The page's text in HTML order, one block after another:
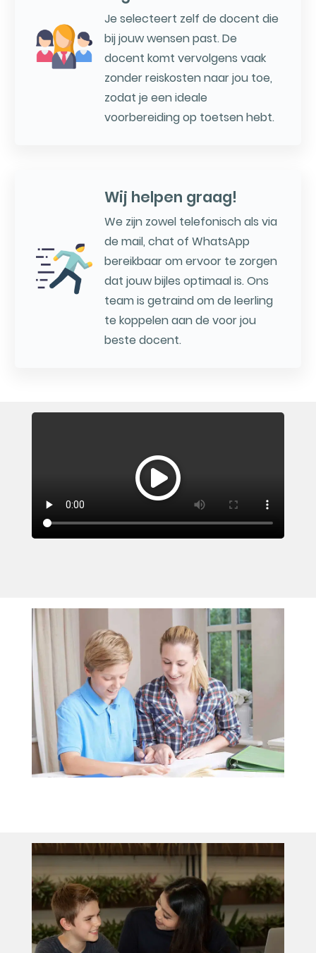
Je selecteert zelf de docent die
bij jouw wensen past. De
docent komt vervolgens vaak
zonder reiskosten naar jou toe,
zodat je een ideale
voorbereiding op toetsen hebt.
Wij helpen graag!
We zijn zowel telefonisch als via
de mail, chat of WhatsApp
bereikbaar om ervoor te zorgen
dat jouw bijles optimaal is. Ons
team is getraind om de leerling
te koppelen aan de voor jou
beste docent.